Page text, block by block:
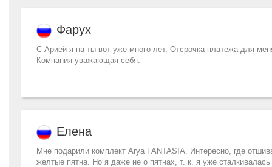
Фарух
С Арией я на ты вот уже много лет. Отсрочка платежа для
Компания уважающая себя.
Елена
Мне подарили комплект Arya FANTASIA. Интересно, где
желтые пятна. Но я даже не о пятнах, т. к. я уже